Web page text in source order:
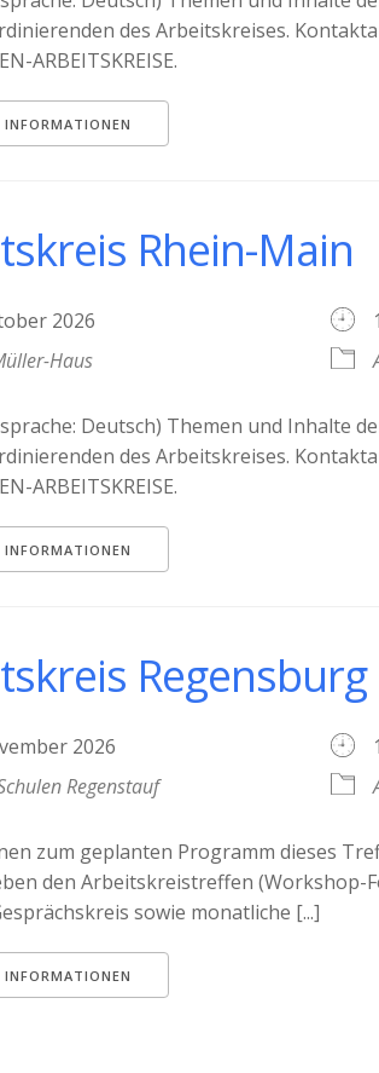
des Arbeitskreises.
ARBEITSKREISE.
INFORMATIONEN
Rhein-Main
2026
Haus
Deutsch) Themen und Inhalte
des Arbeitskreises.
ARBEITSKREISE.
INFORMATIONEN
Regensburg
2026
Regenstauf
zum geplanten Programm dieses
den Arbeitskreistreffen (Workshop-
sowie monatliche [...]
INFORMATIONEN